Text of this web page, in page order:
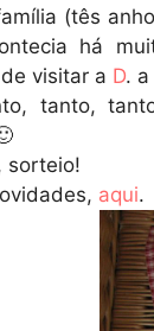
(tês
há
visitar a D.
tanto,
sorteio!
aqui.